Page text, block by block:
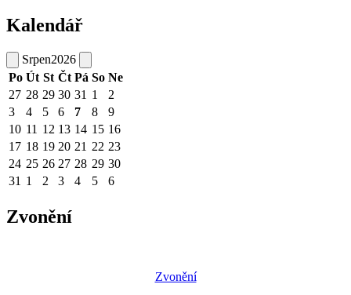
Kalendář
Srpen2026
Po Út St Čt Pá So Ne
27 28 29 30 31 1
2
3
4 5 6 7 8
9
10 11 12 13 14 15 16
17 18 19 20 21 22 23
24 25 26 27 28 29 30
31 1 2 3 4 5 6
Zvonění
Zvonění